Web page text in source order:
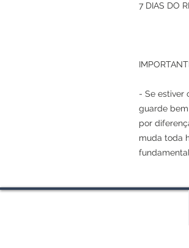
7 DIAS DO
- Se estiver
guarde
por
muda toda